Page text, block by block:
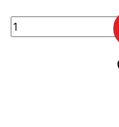
Napojni kabl, 3 pin,